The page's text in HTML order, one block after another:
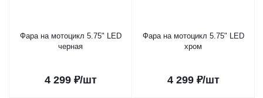
Фара на мотоцикл 5.75" LED
черная
4 299₽/шт
Фара на мотоцикл 5.75" LED
хром
4 299₽/шт